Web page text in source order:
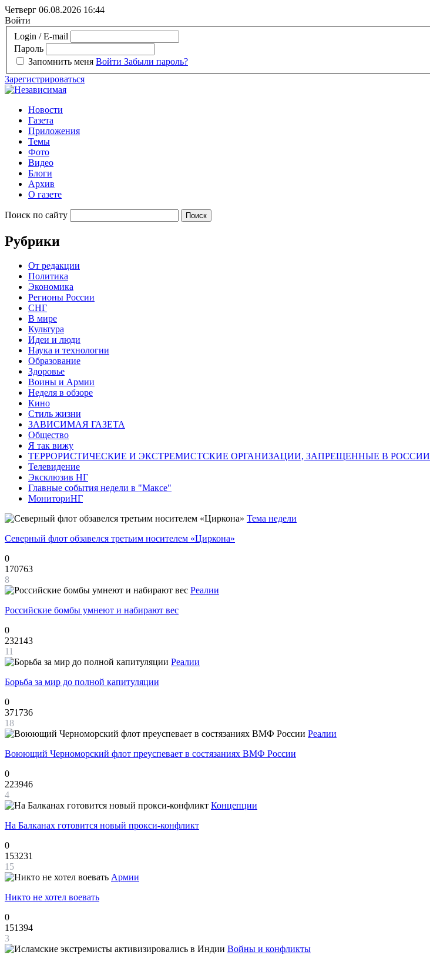
Четверг 06.08.2026 16:44
Войти
Login / E-mail
Пароль
Запомнить меня Войти Забыли пароль?
Зарегистрироваться
Новости
Газета
Приложения
Темы
Фото
Видео
Блоги
Архив
О газете
Поиск по сайту
Рубрики
От редакции
Политика
Экономика
Регионы России
СНГ
В мире
Культура
Идеи и люди
Наука и технологии
Образование
Здоровье
Воины и Армии
Неделя в обзоре
Кино
Стиль жизни
ЗАВИСИМАЯ ГАЗЕТА
Общество
Я так вижу
ТЕРРОРИСТИЧЕСКИЕ И ЭКСТРЕМИСТСКИЕ ОРГАНИЗАЦИИ, ЗАПРЕЩЕННЫЕ В РОССИИ
Телевидение
Эксклюзив НГ
Главные события недели в "Максе"
МониториНГ
Тема недели
Северный флот обзавелся третьим носителем «Циркона»
0
170763
8
Реалии
Российские бомбы умнеют и набирают вес
0
232143
11
Реалии
Борьба за мир до полной капитуляции
0
371736
18
Реалии
Воюющий Черноморский флот преуспевает в состязаниях ВМФ России
0
223946
4
Концепции
На Балканах готовится новый прокси-конфликт
0
153231
15
Армии
Никто не хотел воевать
0
151394
3
Войны и конфликты